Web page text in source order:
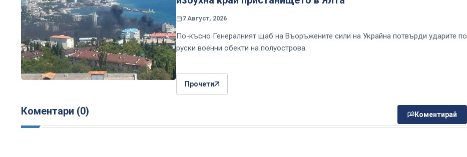
7 Август, 2026
По-късно Генералният щаб на Въоръжените сили на Украйна потвърди ударите по
руски военни обекти на полуострова.
Прочети
Коментари (0) Коментирай